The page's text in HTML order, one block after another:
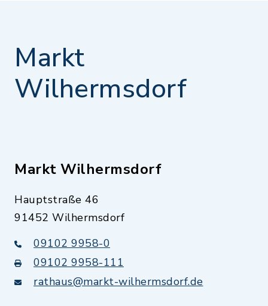
Markt
Wilhermsdorf
Markt Wilhermsdorf
Hauptstraße 46
91452 Wilhermsdorf
09102 9958-0
09102 9958-111
rathaus@markt-wilhermsdorf.de